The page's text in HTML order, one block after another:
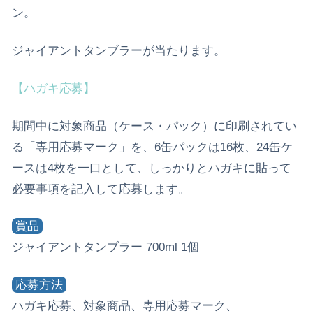
ン。
ジャイアントタンブラーが当たります。
【ハガキ応募】
期間中に対象商品（ケース・パック）に印刷されてい
る「専用応募マーク」を、6缶パックは16枚、24缶ケ
ースは4枚を一口として、しっかりとハガキに貼って
必要事項を記入して応募します。
賞品
ジャイアントタンブラー 700ml 1個
応募方法
ハガキ応募、対象商品、専用応募マーク、